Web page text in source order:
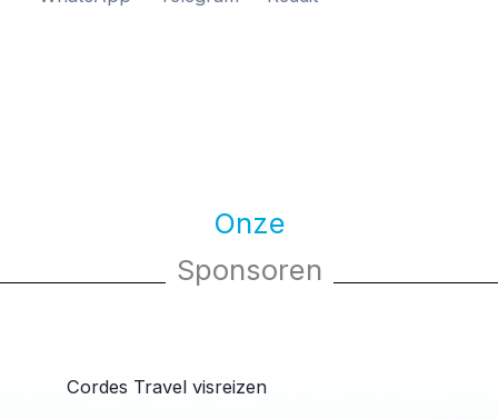
Onze
Sponsoren
Cordes Travel visreizen